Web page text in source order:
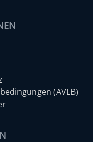
(AVLB)